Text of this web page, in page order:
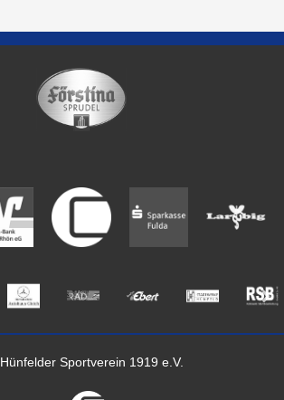
Hünfelder Sportverein 1919 e.V.